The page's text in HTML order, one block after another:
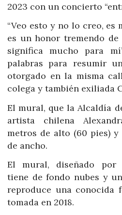
2023 con un concierto
“Veo esto y no lo creo, es
es un honor tremendo
significa mucho para
palabras para resumir
otorgado en la misma
colega y también exiliada
El mural, que la Alcaldía
artista chilena
metros de alto (60 pies) y
de ancho.
El mural, diseñado por
tiene de fondo nubes y
reproduce una conocida
tomada en 2018.